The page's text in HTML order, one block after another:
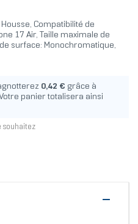
Housse, Compatibilité de
17 Air, Taille maximale de
de surface: Monochromatique,
0,42 € grâce à
panier totalisera ainsi
souhaitez